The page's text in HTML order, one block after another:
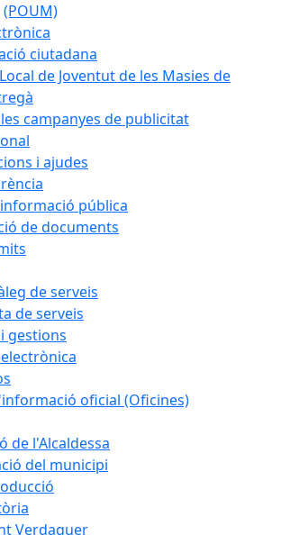
(POUM)
ciutadana
de Joventut de les Masies de
campanyes de publicitat
i ajudes
pública
de documents
de serveis
de serveis
gestions
oficial (Oficines)
de l'Alcaldessa
del municipi
Verdaguer